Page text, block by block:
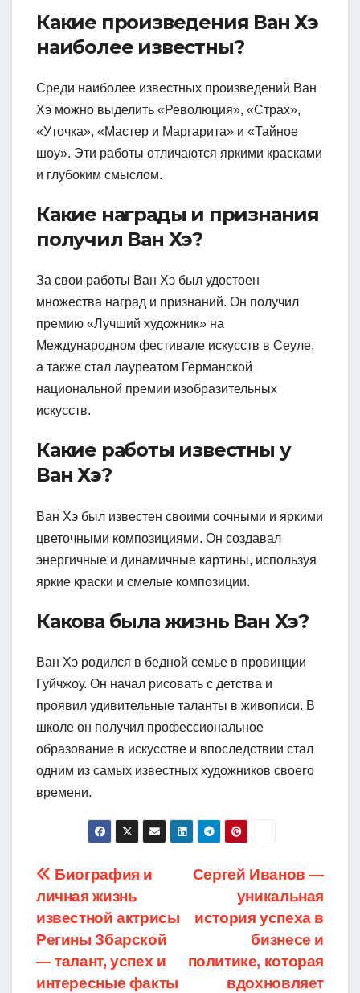
Какие произведения Ван Хэ
наиболее известны?
Среди наиболее известных произведений Ван
Хэ можно выделить «Революция», «Страх»,
«Уточка», «Мастер и Маргарита» и «Тайное
шоу». Эти работы отличаются яркими красками
и глубоким смыслом.
Какие награды и признания
получил Ван Хэ?
За свои работы Ван Хэ был удостоен
множества наград и признаний. Он получил
премию «Лучший художник» на
Международном фестивале искусств в Сеуле,
а также стал лауреатом Германской
национальной премии изобразительных
искусств.
Какие работы известны у
Ван Хэ?
Ван Хэ был известен своими сочными и яркими
цветочными композициями. Он создавал
энергичные и динамичные картины, используя
яркие краски и смелые композиции.
Какова была жизнь Ван Хэ?
Ван Хэ родился в бедной семье в провинции
Гуйчжоу. Он начал рисовать с детства и
проявил удивительные таланты в живописи. В
школе он получил профессиональное
образование в искусстве и впоследствии стал
одним из самых известных художников своего
времени.
Навигация
по
записям
Сергей Иванов —
уникальная
история успеха в
бизнесе и
политике, которая
вдохновляет
Биография и
личная жизнь
известной актрисы
Регины Збарской
— талант, успех и
интересные факты